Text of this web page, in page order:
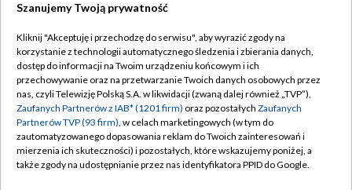
TVP
Abonament TVP
Emisja w TVP
Centrum informacji TVP
Naziemna Telewizja Cyfrowa
Regulamin TVP
Polityka prywatności
Moje zgody
Pomoc
Szanujemy Twoją prywatność
Kliknij "Akceptuję i przechodzę do serwisu", aby wyrazić zgody na
korzystanie z technologii automatycznego śledzenia i zbierania danych,
dostęp do informacji na Twoim urządzeniu końcowym i ich
przechowywanie oraz na przetwarzanie Twoich danych osobowych przez
nas, czyli Telewizję Polską S.A. w likwidacji (zwaną dalej również „TVP”),
Zaufanych Partnerów z IAB* (1201 firm) oraz pozostałych Zaufanych
Partnerów TVP (93 firm), w celach marketingowych (w tym do
zautomatyzowanego dopasowania reklam do Twoich zainteresowań i
mierzenia ich skuteczności) i pozostałych, które wskazujemy poniżej, a
także zgody na udostępnianie przez nas identyfikatora PPID do Google.